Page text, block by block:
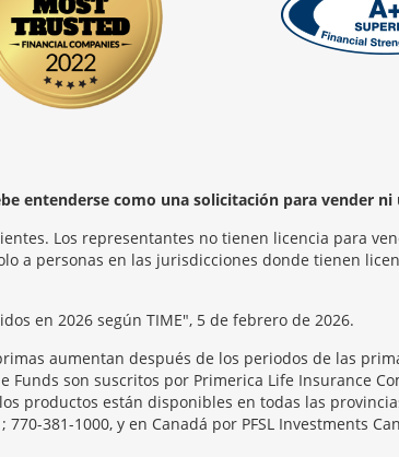
entenderse como una solicitación para vender
Los representantes no tienen licencia para
a personas en las jurisdicciones donde tienen
en 2026 según TIME", 5 de febrero de 2026.
aumentan después de los periodos de las
son suscritos por Primerica Life Insurance
productos están disponibles en todas las
381-1000, y en Canadá por PFSL Investments